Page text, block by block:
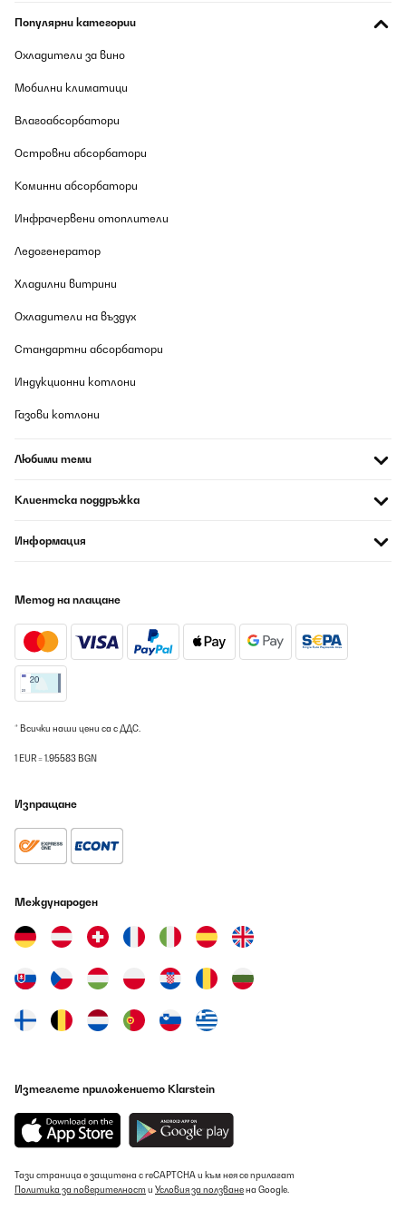
Превод
It’s easy to use, and looks good.
Превод
TOP
Превод
Utente Amazon
Auf der Suche nach einer Zusatzheizung in der
Übergangsperiode für unsere Praxis sind wir auf diese Infrarot-
Konvektor-Kombination gestoßen. Wichtig ist zu wissen, das
Gerät ist in drei Leistungsstufen/Größen erhältlich und aufgrund
montieren. Auch eine Deckenmontage ist
betragen, rundum 20 cm. Dies scheint uns nach Messungen
Wärmestau (in der Fensternische) entsteht oder an den
wählbar), ergeben eine zweite höchst dekorative Funktion der
Wandheizung.Die Heizung ist technisch stark ausgerüstet, kann
am Heizkörper, als auch mit der beiliegenden Handfernbedienung
im Raum sicher gesteuert werden.Zudem weist sie ein WLAN
steuerbar ist. Dies kann sogar in Abhängigkeiten von lokaler
Außentemperatur oder anderen Faktoren automatisiert
werden.Die damit gegebene Fernsteuerbarkeit der Heizung
könnte aber auch Gefahren bergen, wenn man bspw. nicht
Heizung gelegt hätte.Die Oberflächentemperatur der Glasfront
kann bis 95 Grad erreichen, womit sowohl eine Entflammbarkeit
Kinder durch Belehrung vorgebeugt werden muss.Die Klarstein
Mojave Heizung zeichnet sich durch ihre Lautlosigkeit im Betrieb
Wärmeempfinden auf.Der Kundendienst von Klarstein war
erfreulich schnell ansprechbar und zeichnete sich durch seine
Kulanz aus.Ein kleines Negativum zum Gerät bleibt und findet so
ja vielleicht seinen Weg um das Produkt noch zu verbessern: Die
Schraubenpunkten erweist sich als absolutes Geduldsspiel im
optischen Blindflug, muss man doch gleichzeitig die Heizung
Популярни категории
Охладители за вино
Мобилни климатици
Влагоабсорбатори
Островни абсорбатори
Коминни абсорбатори
Инфрачервени отоплители
Ледогенератор
Хладилни витрини
Охладители на въздух
Стандартни абсорбатори
Индукционни котлони
Газови котлони
Любими теми
Клиентска поддръжка
Информация
Метод на плащане
* Всички наши цени са с ДДС.
1 EUR = 1.95583 BGN
Изпращане
Международен
Изтеглете приложението Klarstein
Тази страница е защитена с reCAPTCHA и към нея се прилагат
Политика за поверителност и Условия за ползванена Google.